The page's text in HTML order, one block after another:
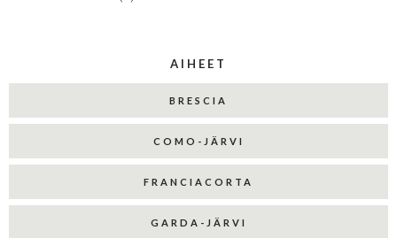
AIHEET
BRESCIA
COMO-JÄRVI
FRANCIACORTA
GARDA-JÄRVI